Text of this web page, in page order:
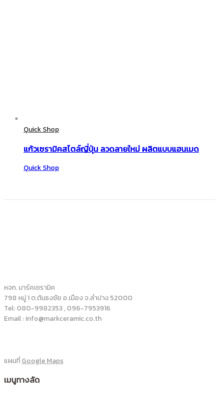
Quick Shop
แก้วเซรามิคสไตล์ญี่ปุ่น ลวดลายใหม่ ผลิตแบบแฮนเมด
Quick Shop
หจก. มาร์คเซรามิค
798 หมู่ 1 ต.ต้นธงชัย อ.เมือง จ.ลำปาง 52000
Tel: 080-9982353 , 096-7953916
Email : info@markceramic.co.th
แผนที่Google Maps
เมนูทางลัด